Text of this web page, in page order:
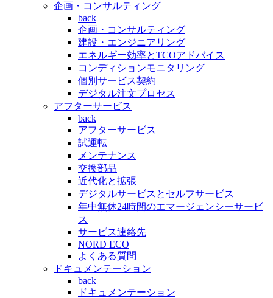
企画・コンサルティング
back
企画・コンサルティング
建設・エンジニアリング
エネルギー効率とTCOアドバイス
コンディションモニタリング
個別サービス契約
デジタル注文プロセス
アフターサービス
back
アフターサービス
試運転
メンテナンス
交換部品
近代化と拡張
デジタルサービスとセルフサービス
年中無休24時間のエマージェンシーサービ
ス
サービス連絡先
NORD ECO
よくある質問
ドキュメンテーション
back
ドキュメンテーション